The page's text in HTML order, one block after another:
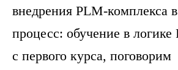
внедрения PLM-комплекса
процесс: обучение в
с первого курса, поговорим